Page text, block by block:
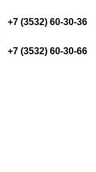
+7 (3532) 60-30-36
+7 (3532) 60-30-66